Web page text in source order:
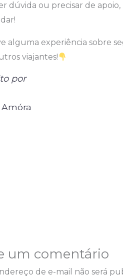
dúvida ou precisar de apoio,
alguma experiência sobre
viajantes!
por
um comentário
de e-mail não será